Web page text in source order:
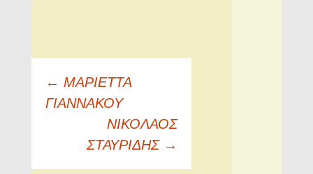
Πλοήγηση
άρθρων
← ΜΑΡΙΕΤΤΑ
ΓΙΑΝΝΑΚΟΥ
ΝΙΚΟΛΑΟΣ
ΣΤΑΥΡΙΔΗΣ →